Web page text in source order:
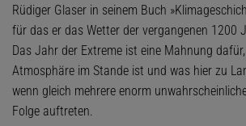
Rüdiger Glaser in seinem Buch
für das er das Wetter der vergangenen 1200
Das Jahr der Extreme ist eine Mahnung
Atmosphäre im Stande ist und was hier zu
wenn gleich mehrere enorm
Folge auftreten.